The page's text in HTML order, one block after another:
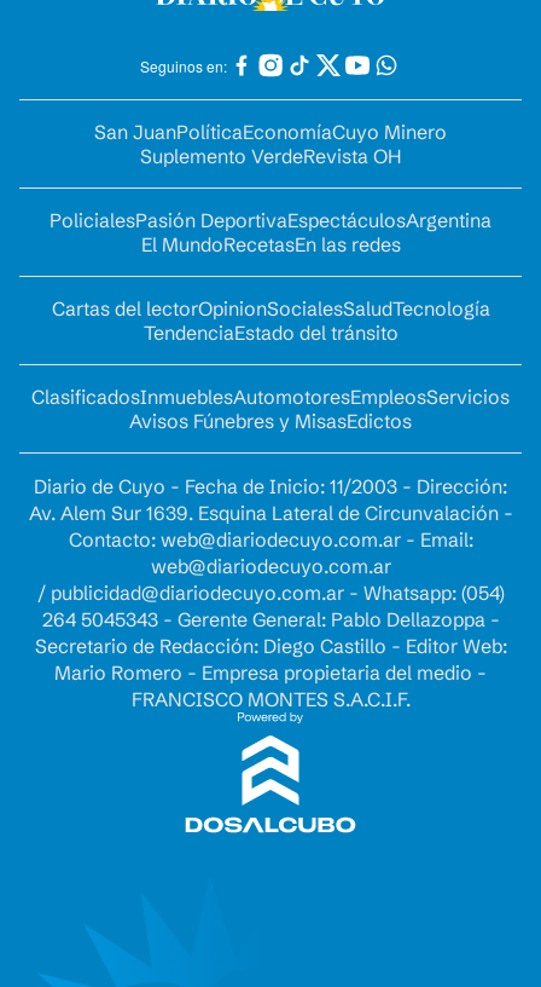
Seguinos en:
San JuanPolíticaEconomíaCuyo Minero
Suplemento VerdeRevista OH
PolicialesPasión DeportivaEspectáculosArgentina
El MundoRecetasEn las redes
Cartas del lectorOpinionSocialesSaludTecnología
TendenciaEstado del tránsito
ClasificadosInmueblesAutomotoresEmpleosServicios
Avisos Fúnebres y MisasEdictos
Diario de Cuyo - Fecha de Inicio: 11/2003 - Dirección:
Av. Alem Sur 1639. Esquina Lateral de Circunvalación -
Contacto: web@diariodecuyo.com.ar- Email:
web@diariodecuyo.com.ar
/ publicidad@diariodecuyo.com.ar- Whatsapp: (054)
264 5045343 - Gerente General: Pablo Dellazoppa -
Secretario de Redacción: Diego Castillo - Editor Web:
Mario Romero - Empresa propietaria del medio -
FRANCISCO MONTES S.A.C.I.F.